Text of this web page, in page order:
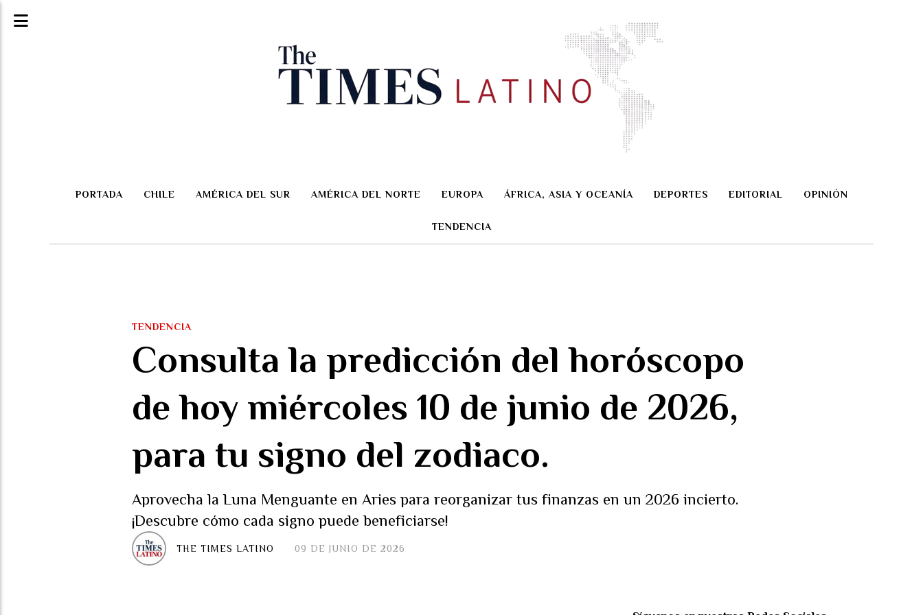
PORTADA CHILE AMÉRICA DEL SUR AMÉRICA DEL NORTE EUROPA ÁFRICA, ASIA Y OCEANÍA DEPORTES EDITORIAL OPINIÓN
TENDENCIA
Consulta la predicción del horóscopo
de hoy miércoles 10 de junio de 2026,
para tu signo del zodiaco.
Aprovecha la Luna Menguante en Aries para reorganizar tus finanzas en un 2026 incierto.
¡Descubre cómo cada signo puede beneficiarse!
TENDENCIA
09 DE JUNIO DE 2026
THE TIMES LATINO